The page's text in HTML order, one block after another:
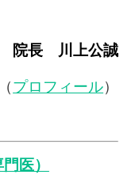
院長 川上公誠
（プロフィール）
医）